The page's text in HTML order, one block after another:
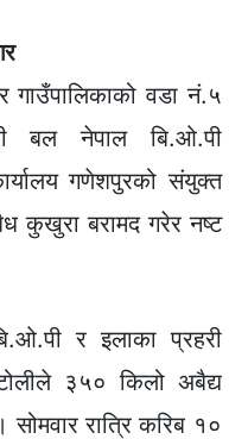
गाउँपालिकाको वडा नं.५
बल नेपाल बि.ओ.पी
गणेशपुरको संयुक्त
कुखुरा बरामद गरेर नष्ट
र इलाका प्रहरी
३५० किलो अबैद्य
रात्रि करिब १०